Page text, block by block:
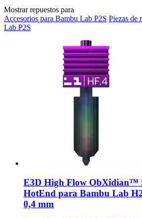
Mostrar repuestos para
Accesorios para Bambu Lab P2S Piezas de
Lab P2S
E3D High Flow ObXidian™
HotEnd para Bambu Lab
0,4 mm